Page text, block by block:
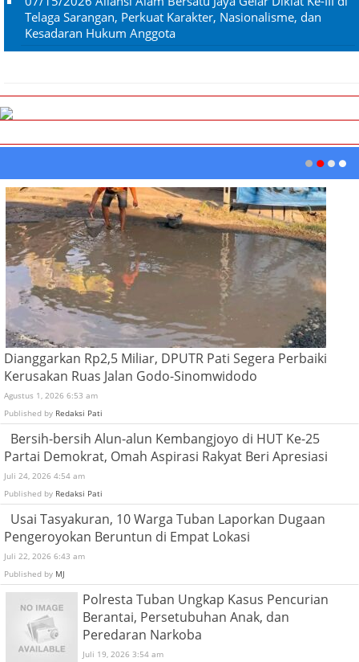
Telaga Sarangan, Perkuat Karakter, Nasionalisme, dan
Kesadaran Hukum Anggota
Dianggarkan Rp2,5 Miliar, DPUTR Pati Segera Perbaiki
Kerusakan Ruas Jalan Godo-Sinomwidodo
Agustus 1, 2026 6:53 am
Published by Redaksi Pati
Bersih-bersih Alun-alun Kembangjoyo di HUT Ke-25
Partai Demokrat, Omah Aspirasi Rakyat Beri Apresiasi
Juli 24, 2026 4:54 am
Published by Redaksi Pati
Usai Tasyakuran, 10 Warga Tuban Laporkan Dugaan
Pengeroyokan Beruntun di Empat Lokasi
Juli 22, 2026 6:43 am
Published by MJ
Polresta Tuban Ungkap Kasus Pencurian
Berantai, Persetubuhan Anak, dan
Peredaran Narkoba
Juli 19, 2026 3:54 am